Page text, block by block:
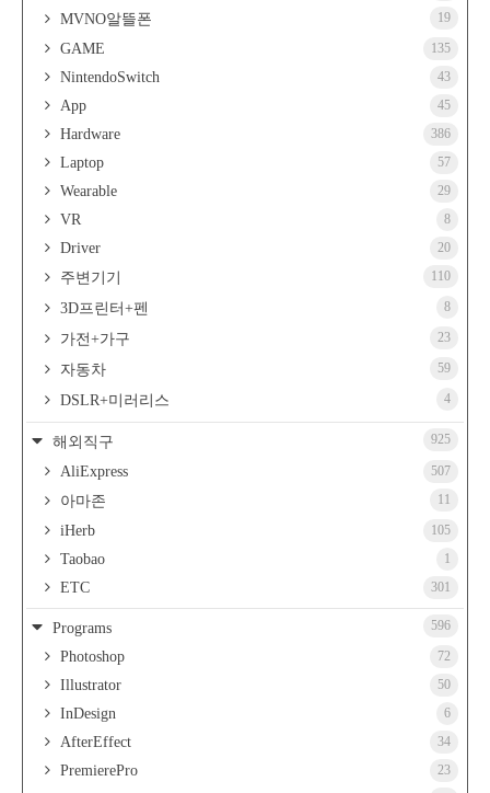
MVNO알뜰폰 19
GAME 135
NintendoSwitch 43
App 45
Hardware 386
Laptop 57
Wearable 29
VR 8
Driver 20
주변기기 110
3D프린터+펜 8
가전+가구 23
자동차 59
DSLR+미러리스 4
해외직구 925
AliExpress 507
아마존 11
iHerb 105
Taobao 1
ETC 301
Programs 596
Photoshop 72
Illustrator 50
InDesign 6
AfterEffect 34
PremierePro 23